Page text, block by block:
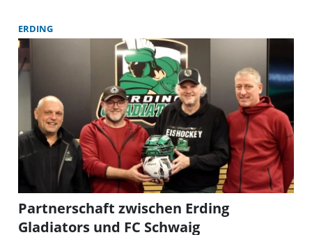
ERDING
Partnerschaft zwischen Erding
Gladiators und FC Schwaig